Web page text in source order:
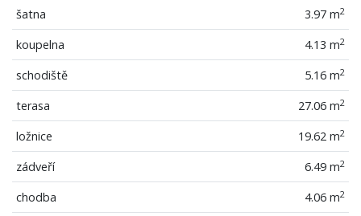
šatna 3.97 m2
koupelna 4.13 m2
schodiště 5.16 m2
terasa 27.06 m2
ložnice 19.62 m2
zádveří 6.49 m2
chodba 4.06 m2